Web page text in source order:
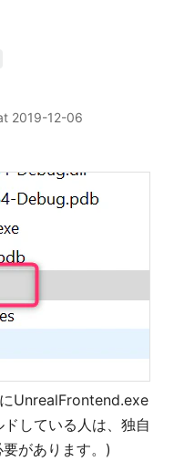
2019-12-06
UnrealFrontend.exe
している人は、独自
があります。)